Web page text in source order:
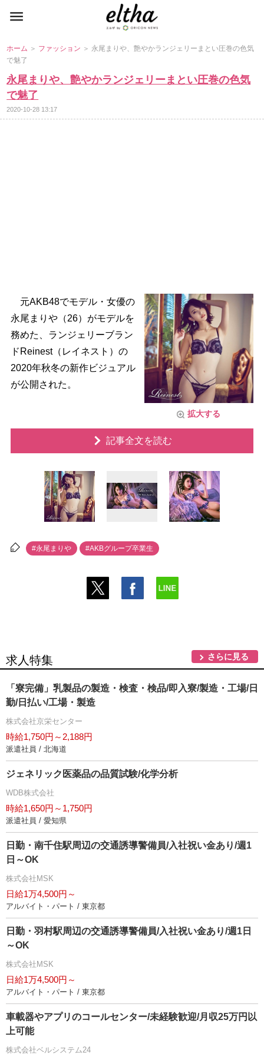
ホーム ＞ ファッション ＞ 永尾まりや、艶やかランジェリーまとい圧巻の色気
で魅了
永尾まりや、艶やかランジェリーまとい圧巻の色気
で魅了
2020-10-28 13:17
拡大する
元AKB48でモデル・女優の
永尾まりや（26）がモデルを
務めた、ランジェリーブラン
ドReinest（レイネスト）の
2020年秋冬の新作ビジュアル
が公開された。
記事全文を読む
#永尾まり #AKBグループ卒業生
求人特集 さらに見る
「寮完備」乳製品の製造・検査・検品/即入寮/製造・工場/日
勤/日払い/工場・製造
株式会社京栄センター
時給1,750円～2,188円
派遣社員 / 北海道
ジェネリック医薬品の品質試験/化学分析
WDB株式会社
時給1,650円～1,750円
派遣社員 / 愛知県
日勤・南千住駅周辺の交通誘導警備員/入社祝い金あり/週1
日～OK
株式会社MSK
日給1万4,500円～
アルバイト・パート / 東京都
日勤・羽村駅周辺の交通誘導警備員/入社祝い金あり/週1日
～OK
株式会社MSK
日給1万4,500円～
アルバイト・パート / 東京都
車載器やアプリのコールセンター/未経験歓迎/月収25万円以
上可能
株式会社ベルシステム24